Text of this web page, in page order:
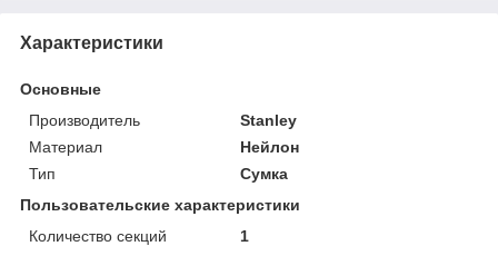
Характеристики
Основные
Производитель
Stanley
Материал
Нейлон
Тип
Сумка
Пользовательские характеристики
Количество секций
1